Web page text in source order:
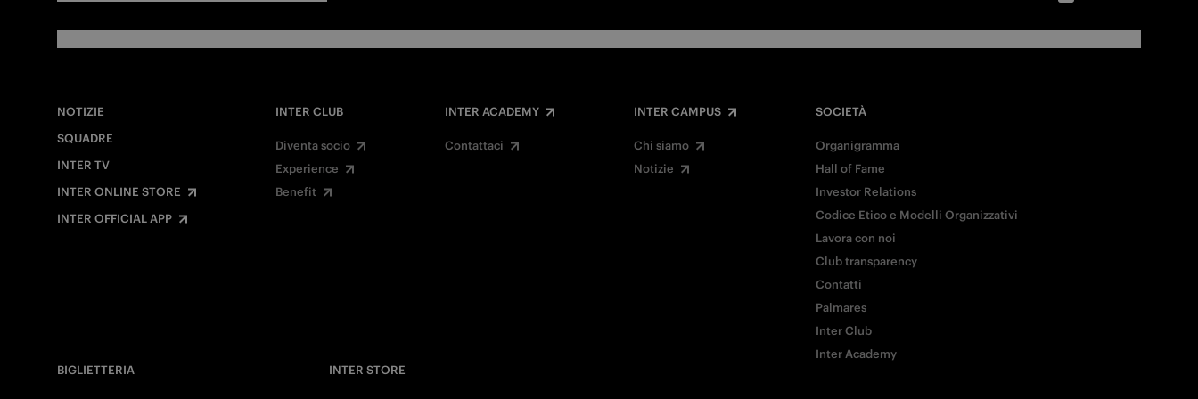
NOTIZIE
SQUADRE
INTER TV
INTER ONLINE STORE
INTER OFFICIAL APP
INTER CLUB
Diventa socio
Experience
Benefit
INTER ACADEMY
Contattaci
INTER CAMPUS
Chi siamo
Notizie
SOCIETÀ
Organigramma
Hall of Fame
Investor Relations
Codice Etico e Modelli Organizzativi
Lavora con noi
Club transparency
Contatti
Palmares
Inter Club
Inter Academy
BIGLIETTERIA
INTER STORE